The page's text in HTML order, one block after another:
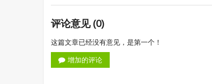
评论意见 (0)
这篇文章已经没有意见，是第一个！
增加的评论